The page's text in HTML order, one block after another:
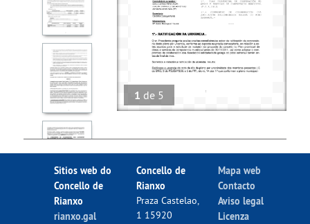
1 de 5
Sitios web do
Concello de
Rianxo
rianxo.gal
Concello de
Rianxo
Praza Castelao,
1 15920
Mapa web
Contacto
Aviso legal
Licenza